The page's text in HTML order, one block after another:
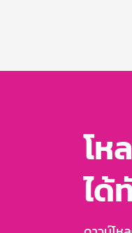
โห
ได้